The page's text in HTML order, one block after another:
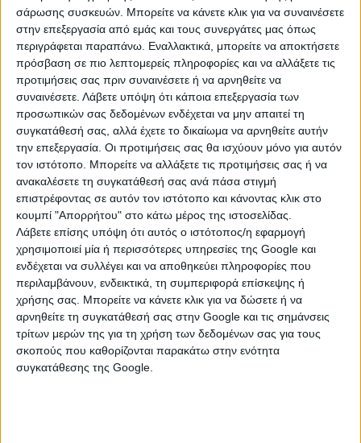
σάρωσης συσκευών. Μπορείτε να κάνετε κλικ για να συναινέσετε
στην επεξεργασία από εμάς και τους συνεργάτες μας όπως
περιγράφεται παραπάνω. Εναλλακτικά, μπορείτε να αποκτήσετε
πρόσβαση σε πιο λεπτομερείς πληροφορίες και να αλλάξετε τις
προτιμήσεις σας πριν συναινέσετε ή να αρνηθείτε να
συναινέσετε. Λάβετε υπόψη ότι κάποια επεξεργασία των
προσωπικών σας δεδομένων ενδέχεται να μην απαιτεί τη
συγκατάθεσή σας, αλλά έχετε το δικαίωμα να αρνηθείτε αυτήν
την επεξεργασία. Οι προτιμήσεις σας θα ισχύουν μόνο για αυτόν
τον ιστότοπο. Μπορείτε να αλλάξετε τις προτιμήσεις σας ή να
ανακαλέσετε τη συγκατάθεσή σας ανά πάσα στιγμή
επιστρέφοντας σε αυτόν τον ιστότοπο και κάνοντας κλικ στο
κουμπί "Απορρήτου" στο κάτω μέρος της ιστοσελίδας.
Λάβετε επίσης υπόψη ότι αυτός ο ιστότοπος/η εφαρμογή
χρησιμοποιεί μία ή περισσότερες υπηρεσίες της Google και
ενδέχεται να συλλέγει και να αποθηκεύει πληροφορίες που
περιλαμβάνουν, ενδεικτικά, τη συμπεριφορά επίσκεψης ή
χρήσης σας. Μπορείτε να κάνετε κλικ για να δώσετε ή να
αρνηθείτε τη συγκατάθεσή σας στην Google και τις σημάνσεις
τρίτων μερών της για τη χρήση των δεδομένων σας για τους
σκοπούς που καθορίζονται παρακάτω στην ενότητα
συγκατάθεσης της Google.
Ο Κουιαμπάνο είναι αριστερός μπακ, 22 ετών, ύψους
1.79 μέτρα δεσμεύεται με συμβόλαιο με τη
Μποταφόγκο έως τον Δεκέμβριο του 2027 και η
χρηματιστηριακή του αξία ανέρχεται στα 4,5 εκατ.
ευρώ. Η Μποταφόγκο απέκτησε τον Βραζιλιάνο
αμυντικό από την Γκρέμιο αντί 1,45 εκατ. ευρώ πριν
από ένα χρόνο και ενδιαφέρον για την απόκτηση του
έχει δείξει και η Μπράιτον. Παρά το νεαρό της ηλικίας
του έχει 51 συμμετοχές (6 γκολ και 5 ασίστ) με την
Μποταφόγκο και είχε άλλα 18 παιχνίδια (και 2
τέρματα) με την Γκρέμιο.
Ο Ιγκόρ Ζεσούς αγωνίζεται στις θέσεις του σέντερ φορ
και των εξτρέμ, είναι 24 ετών, έχει συμβόλαιο μέχρι